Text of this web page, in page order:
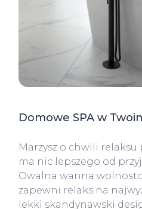
Domowe SPA w
Marzysz o chwili
ma nic lepszego od
Owalna wanna
zapewni relaks na
lekki skandynawski